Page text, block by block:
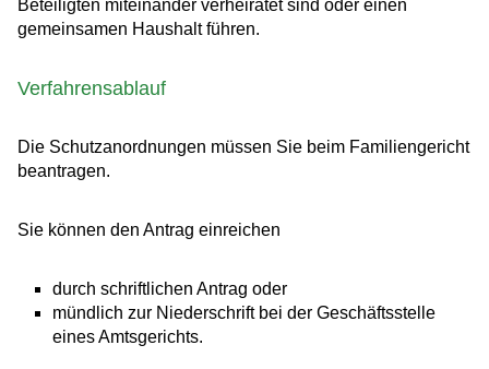
Beteiligten miteinander verheiratet sind oder einen
gemeinsamen Haushalt führen.
Verfahrensablauf
Die Schutzanordnungen müssen Sie beim Familiengericht
beantragen.
Sie können den Antrag einreichen
durch schriftlichen Antrag oder
mündlich zur Niederschrift bei der Geschäftsstelle
eines Amtsgerichts.